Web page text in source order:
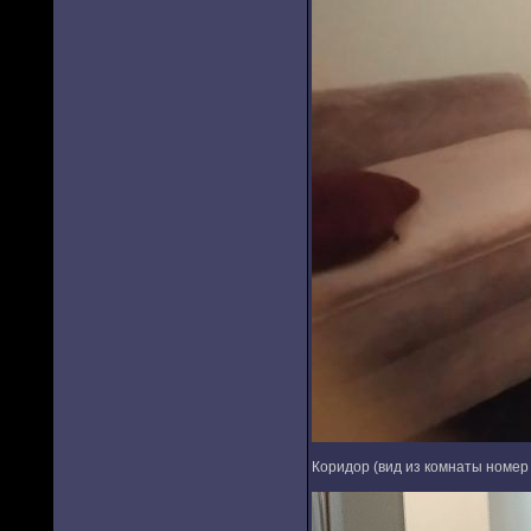
Коридор (вид из комнаты номер